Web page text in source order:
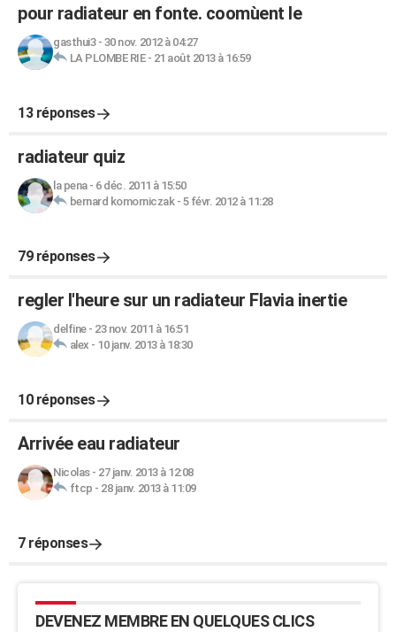
pour radiateur en fonte. coomùent le
gasthui3- 30 nov. 2012 à 04:27
LA PLOMBE RIE- 21 août 2013 à 16:59
13 réponses
radiateur quiz
la pena- 6 déc. 2011 à 15:50
bernard komorniczak- 5 févr. 2012 à 11:28
79 réponses
regler l'heure sur un radiateur Flavia inertie
delfine- 23 nov. 2011 à 16:51
alex - 10 janv. 2013 à 18:30
10 réponses
Arrivée eau radiateur
Nicolas- 27 janv. 2013 à 12:08
ftcp - 28 janv. 2013 à 11:09
7 réponses
DEVENEZ MEMBRE EN QUELQUES CLICS